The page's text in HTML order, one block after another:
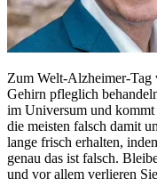
Zum Welt-Alzheimer-Tag
Gehirn pfleglich
im Universum und kommt
die meisten falsch damit
lange frisch erhalten,
genau das ist falsch.
und vor allem verlieren